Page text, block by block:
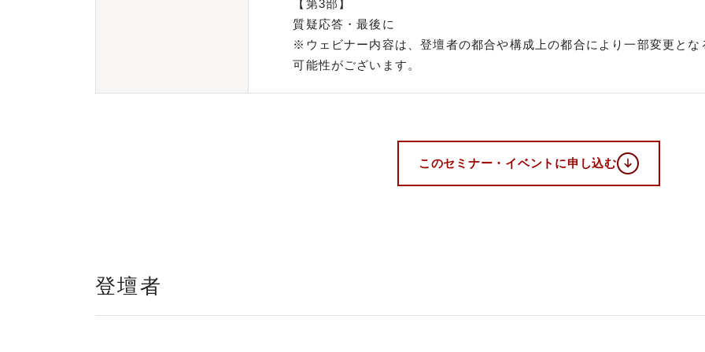
【第3部】
質疑応答・最後に
※ウェビナー内容は、登壇者の都合や構成上の都合により一部変更とな
可能性がございます。
このセミナー・ イベントに申し込む
登壇者